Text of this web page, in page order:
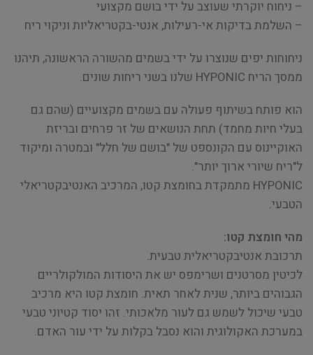
– ניחוח יוקרתי שעוצב על ידי בושם מקצועי
– השלמת בדיקות אי-רעילות, אנטי-בקטריאליות וניקוי ריח
ניחוחות יפים שנוצרו על ידי בשמים מהשורה הראשונה, תיהנו
ממסך הריח HYPONIC שלנו בשני ריחות שונים.
הוא פותח בשיתוף פעולה עם בשמים מקצועיים (שהם גם
בעלי חיות מחמד) תחת הנושאים של זר פרחים ובריזת
האוקיינוס ​​עם הקונספט של "בושם של חלל" ובמטרה ומיקוד
ל"ריח שיורי ארוך יותר".
HYPONIC מתמקדת בחומצת קטו, המרכיב האנטיבקטריאלי
הטבעי.
מהי חומצת קטו:
תרכובת אנטיבקטריאלית טבעית.
לכיטין מסרטנים ושרימפס יש את היסודות המולקולריים
הגבוהים ביותר, שנית לאחר תאית. חומצת קטו היא מרכיב
טבעי שיכול לשמש גם לעור מלאכותי. זהו יסוד קטיוני טבעי
במערכת האקולוגית והוא נסבל בקלות על ידי עור האדם.